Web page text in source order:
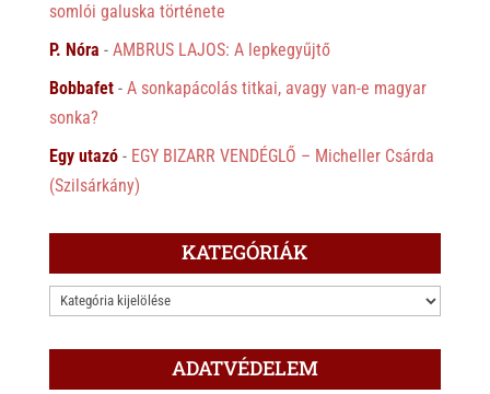
somlói galuska története
P. Nóra - AMBRUS LAJOS: A lepkegyűjtő
Bobbafet- A sonkapácolás titkai, avagy van-e magyar
sonka?
Egy utazó- EGY BIZARR VENDÉGLŐ – Micheller Csárda
(Szilsárkány)
KATEGÓRIÁK
KATEGÓRIÁK
ADATVÉDELEM